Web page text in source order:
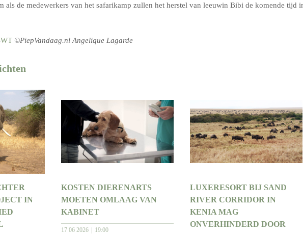
als de medewerkers van het safarikamp zullen het herstel van leeuwin Bibi de komende tijd
©PiepVandaag.nl Angelique Lagarde
IN
KOSTEN DIERENARTS
MOETEN OMLAAG VAN
KABINET
17 06 2026 19:00
LUXERESORT BIJ SAND
RIVER CORRIDOR IN
KENIA MAG
ONVERHINDERD DOOR